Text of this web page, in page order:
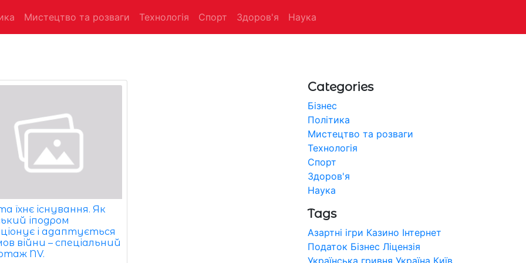
Мистецтво та розваги Технологія Спорт Здоров'я Наука
їхнє існування. Як
іподром
і адаптується
війни – спеціальний
NV.
Categories
Бізнес
Політика
Мистецтво та розваги
Технологія
Спорт
Здоров'я
Наука
Tags
Азартні ігри Казино Інтернет
Податок Бізнес Ліцензія
Українська гривня Україна Київ